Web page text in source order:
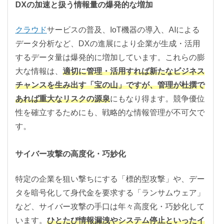
DXの加速と扱う情報量の爆発的な増加
クラウドサービスの普及、IoT機器の導入、AIによる
データ分析など、DXの進展により企業が生成・活用
するデータ量は爆発的に増加しています。これらの膨
大な情報は、 適切に管理・活用すれば新たなビジネス
チャンスを生み出す「宝の山」ですが、管理が杜撰で
あれば重大なリスクの源泉にもなり得ます。競争優位
性を確立するためにも、戦略的な情報管理が不可欠で
す。
サイバー攻撃の高度化・巧妙化
特定の企業を狙い撃ちにする「標的型攻撃」や、デー
タを暗号化して身代金を要求する「ランサムウェア」
など、サイバー攻撃の手口は年々高度化・巧妙化して
います。 ひとたび情報漏洩やシステム停止といったイ